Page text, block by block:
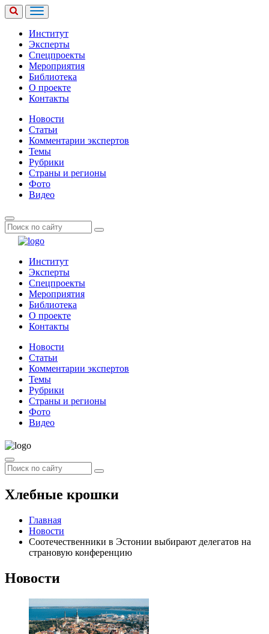
Институт
Эксперты
Спецпроекты
Мероприятия
Библиотека
О проекте
Контакты
Новости
Статьи
Комментарии экспертов
Темы
Рубрики
Страны и регионы
Фото
Видео
Институт
Эксперты
Спецпроекты
Мероприятия
Библиотека
О проекте
Контакты
Новости
Статьи
Комментарии экспертов
Темы
Рубрики
Страны и регионы
Фото
Видео
Хлебные крошки
Главная
Новости
Соотечественники в Эстонии выбирают делегатов на
страновую конференцию
Новости